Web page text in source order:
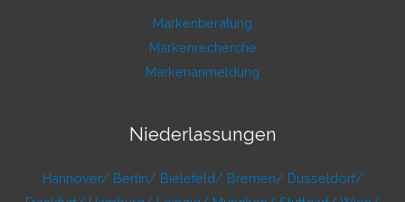
Markenberatung
Markenrecherche
Markenanmeldung
Niederlassungen
Hannover/ Berlin/ Bielefeld/ Bremen/ Düsseldorf/